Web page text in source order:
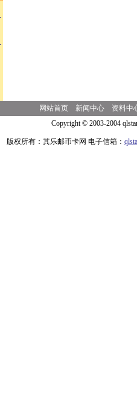
网站首页 新闻中心
资料中
Copyright © 2003-2004
版权所有：其乐邮币卡网 电子信箱：